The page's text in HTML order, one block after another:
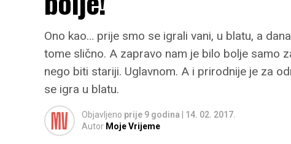
Ono kao… prije smo se igrali vani, u blatu, a
tome slično. A zapravo nam je bilo bolje samo
nego biti stariji. Uglavnom. A i prirodnije je za
se igra u blatu.
Objavljeno prije 9 godina
14. 02. 2017.
Autor Moje Vrijeme